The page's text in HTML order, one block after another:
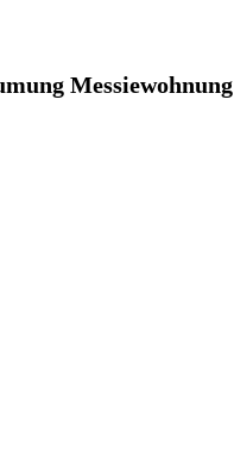
Messiewohnung